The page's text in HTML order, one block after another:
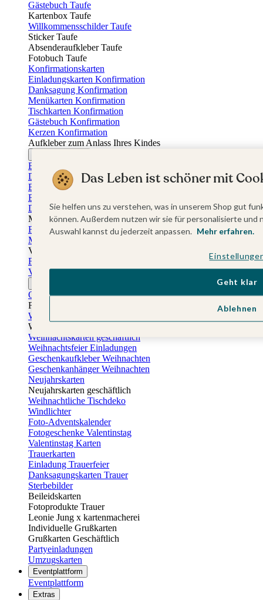
Gästebuch Taufe
Kartenbox Taufe
Willkommensschilder Taufe
Sticker Taufe
Absenderaufkleber Taufe
Fotobuch Taufe
Konfirmationskarten
Einladungskarten Konfirmation
Danksagung Konfirmation
Menükarten Konfirmation
Tischkarten Konfirmation
Gästebuch Konfirmation
Kerzen Konfirmation
Aufkleber zum Anlass Ihres Kindes
Einladungskarten Firmung
Dankeskarten Firmung
Einschulungskarten
Einladungskarten Einschulung
Danksagung Einschulung
Muttertag
Fotogeschenke Muttertag
Muttertagskarten
Vatertag
Fotogeschenke Vatertag
Vatertagskarten
Osterkarten
Fotogeschenke zu Ostern
Weihnachtskarten
Weihnachtskarten selbst gestalten
Weihnachtskarten geschäftlich
Weihnachtsfeier Einladungen
Geschenkaufkleber Weihnachten
Geschenkanhänger Weihnachten
Neujahrskarten
Neujahrskarten geschäftlich
Weihnachtliche Tischdeko
Windlichter
Foto-Adventskalender
Fotogeschenke Valentinstag
Valentinstag Karten
Trauerkarten
Einladung Trauerfeier
Danksagungskarten Trauer
Sterbebilder
Beileidskarten
Fotoprodukte Trauer
Leonie Jung x kartenmacherei
Individuelle Grußkarten
Grußkarten Geschäftlich
Partyeinladungen
Umzugskarten
Eventplattform
Eventplattform
Extras
Das Leben ist schöner mit
Sie helfen uns zu verstehen, was in unserem Shop gut
können. Außerdem nutzen wir sie für personalisierte
Auswahl kannst du jederzeit anpassen. Mehr erfahren.
Ablehnen
Geht klar